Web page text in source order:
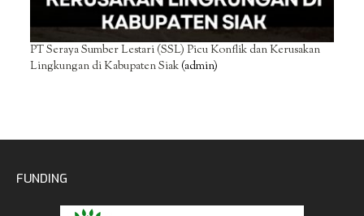
PT Seraya Sumber Lestari (SSL) Picu Konflik dan Kerusakan
Lingkungan di Kabupaten Siak(admin)
FUNDING